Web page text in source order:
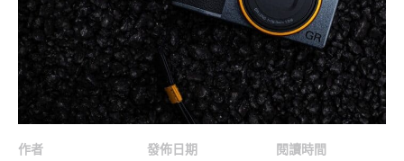
作者
發佈日期
閱讀時間